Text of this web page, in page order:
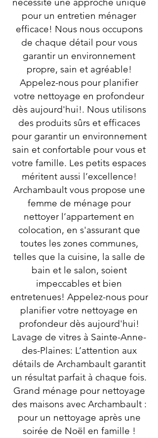
pour un entretien ménager
efficace! Nous nous occupons
de chaque détail pour vous
garantir un environnement
propre, sain et agréable!
Appelez-nous pour planifier
votre nettoyage en profondeur
dès aujourd'hui!. Nous utilisons
des produits sûrs et efficaces
pour garantir un environnement
sain et confortable pour vous et
votre famille. Les petits espaces
méritent aussi l’excellence!
Archambault vous propose une
femme de ménage pour
nettoyer l’appartement en
colocation, en s'assurant que
toutes les zones communes,
telles que la cuisine, la salle de
bain et le salon, soient
impeccables et bien
entretenues! Appelez-nous pour
planifier votre nettoyage en
profondeur dès aujourd'hui!
Lavage de vitres à Sainte-Anne-
des-Plaines: L’attention aux
détails de Archambault garantit
un résultat parfait à chaque fois.
Grand ménage pour nettoyage
des maisons avec Archambault :
pour un nettoyage après une
soirée de Noël en famille !